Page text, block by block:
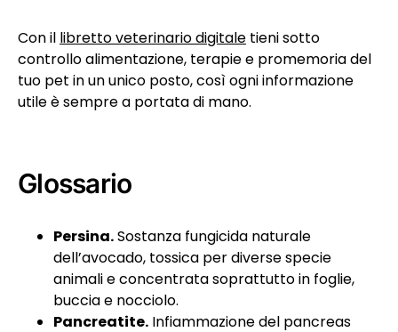
Con il libretto veterinario digitale tieni sotto
controllo alimentazione, terapie e promemoria del
tuo pet in un unico posto, così ogni informazione
utile è sempre a portata di mano.
Glossario
Persina.Sostanza fungicida naturale
dell’avocado, tossica per diverse specie
animali e concentrata soprattutto in foglie,
buccia e nocciolo.
Pancreatite. Infiammazione del pancreas